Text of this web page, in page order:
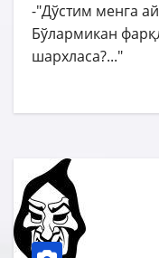
-"Дўстим менга
Бўлармикан
шархласа?..."